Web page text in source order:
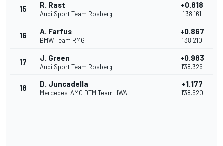
15 R. Rast
Audi Sport Team Rosberg
+0.818
1'38.161
16 A. Farfus
BMW Team RMG
+0.867
1'38.210
17 J. Green
Audi Sport Team Rosberg
+0.983
1'38.326
18 D. Juncadella
Mercedes-AMG DTM Team HWA
+1.177
1'38.520